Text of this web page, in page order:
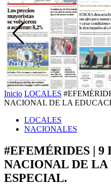
Inicio LOCALES
NACIONAL DE LA
LOCALES
NACIONALES
#EFEMÉRIDES | 9
NACIONAL DE LA
ESPECIAL.